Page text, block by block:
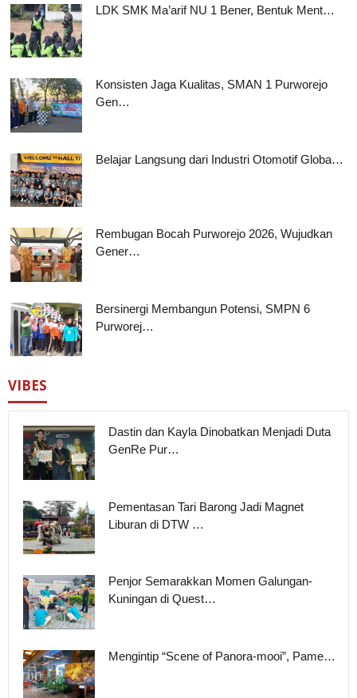
LDK SMK Ma’arif NU 1 Bener, Bentuk Ment…
Konsisten Jaga Kualitas, SMAN 1 Purworejo
Gen…
Belajar Langsung dari Industri Otomotif Globa…
Rembugan Bocah Purworejo 2026, Wujudkan
Gener…
Bersinergi Membangun Potensi, SMPN 6
Purworej…
VIBES
Dastin dan Kayla Dinobatkan Menjadi Duta
GenRe Pur…
Pementasan Tari Barong Jadi Magnet
Liburan di DTW …
Penjor Semarakkan Momen Galungan-
Kuningan di Quest…
Mengintip “Scene of Panora-mooi”, Pame…